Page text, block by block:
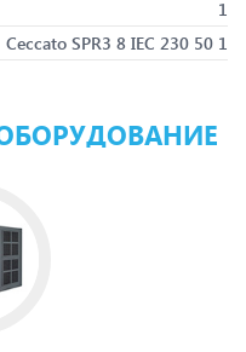
1
Ceccato SPR3 8 IEC 230 50 1